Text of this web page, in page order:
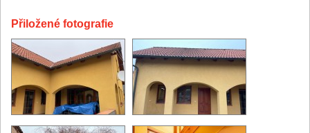
Přiložené fotografie